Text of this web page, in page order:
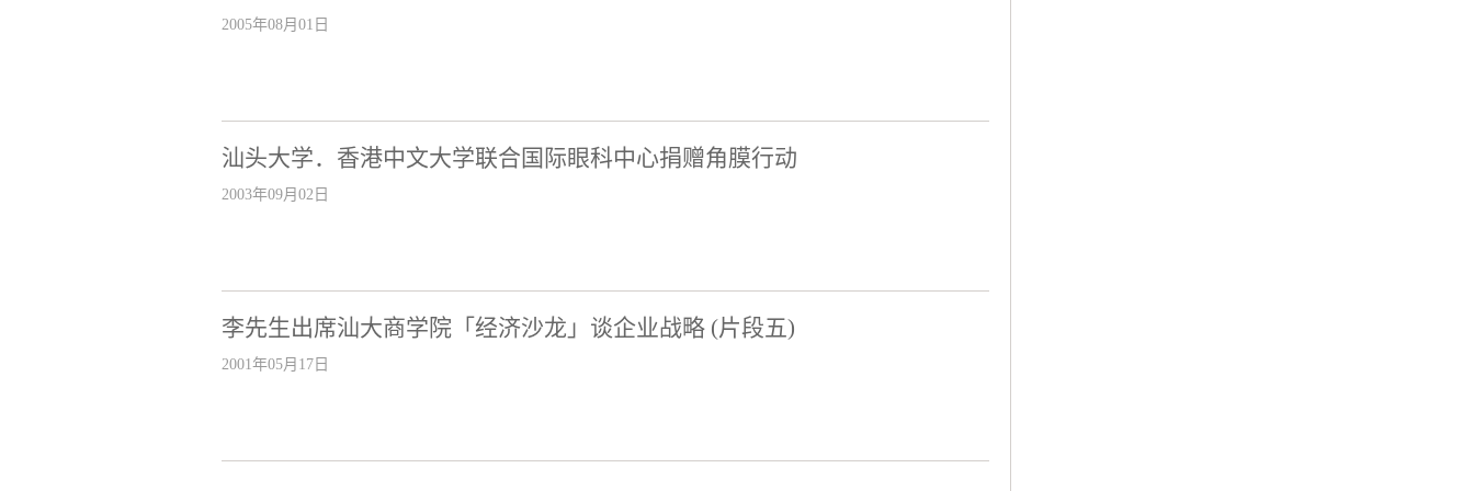
2005年08月01日
汕头大学．香港中文大学联合国际眼科中心捐赠角膜行动
2003年09月02日
李先生出席汕大商学院「经济沙龙」谈企业战略 (片段五)
2001年05月17日